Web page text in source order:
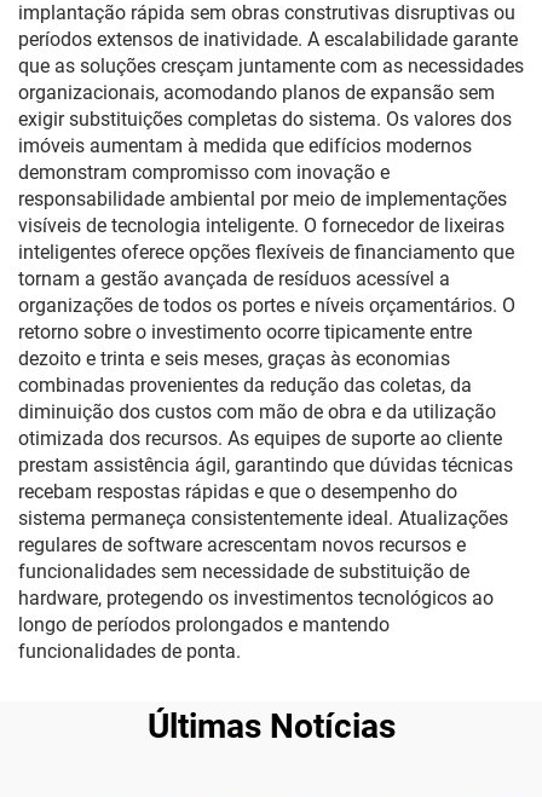
implantação rápida sem obras construtivas disruptivas ou
períodos extensos de inatividade. A escalabilidade garante
que as soluções cresçam juntamente com as necessidades
organizacionais, acomodando planos de expansão sem
exigir substituições completas do sistema. Os valores dos
imóveis aumentam à medida que edifícios modernos
demonstram compromisso com inovação e
responsabilidade ambiental por meio de implementações
visíveis de tecnologia inteligente. O fornecedor de lixeiras
inteligentes oferece opções flexíveis de financiamento que
tornam a gestão avançada de resíduos acessível a
organizações de todos os portes e níveis orçamentários. O
retorno sobre o investimento ocorre tipicamente entre
dezoito e trinta e seis meses, graças às economias
combinadas provenientes da redução das coletas, da
diminuição dos custos com mão de obra e da utilização
otimizada dos recursos. As equipes de suporte ao cliente
prestam assistência ágil, garantindo que dúvidas técnicas
recebam respostas rápidas e que o desempenho do
sistema permaneça consistentemente ideal. Atualizações
regulares de software acrescentam novos recursos e
funcionalidades sem necessidade de substituição de
hardware, protegendo os investimentos tecnológicos ao
longo de períodos prolongados e mantendo
funcionalidades de ponta.
Últimas Notícias